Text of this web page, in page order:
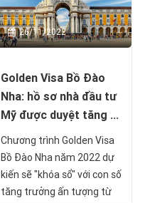
26/11/2022
Golden Visa Bồ Đào
Nha: hồ sơ nhà đầu tư
Mỹ được duyệt tăng ...
Chương trình Golden Visa
Bồ Đào Nha năm 2022 dự
kiến sẽ "khóa sổ" với con số
tăng trưởng ấn tượng từ